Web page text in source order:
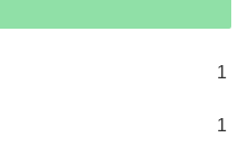
1
1